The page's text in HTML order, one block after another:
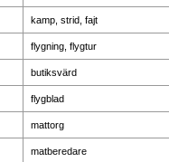
kamp, strid, fajt
flygning, flygtur
butiksvärd
flygblad
mattorg
matberedare